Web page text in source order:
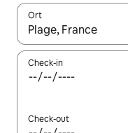
Ort
Wenn Ergebnisse
Check-in
Check-out